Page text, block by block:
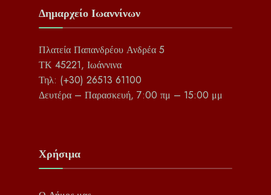
Δημαρχείο Ιωαννίνων
Πλατεία Παπανδρέου Ανδρέα 5
ΤΚ 45221, Ιωάννινα
Τηλ: (+30) 26513 61100
Δευτέρα – Παρασκευή, 7:00 πμ – 15:00 μμ
Χρήσιμα